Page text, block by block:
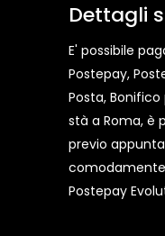
Dettagli
E' possibile
Postepay,
Posta, Bonifico
stà a Roma, è
previo
Postepay